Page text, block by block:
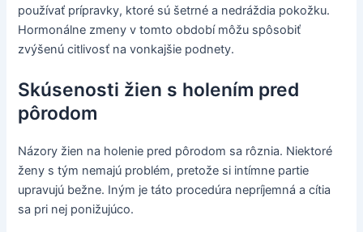
používať prípravky, ktoré sú šetrné a nedráždia pokožku.
Hormonálne zmeny v tomto období môžu spôsobiť
zvýšenú citlivosť na vonkajšie podnety.
Skúsenosti žien s holením pred
pôrodom
Názory žien na holenie pred pôrodom sa rôznia. Niektoré
ženy s tým nemajú problém, pretože si intímne partie
upravujú bežne. Iným je táto procedúra nepríjemná a cítia
sa pri nej ponižujúco.